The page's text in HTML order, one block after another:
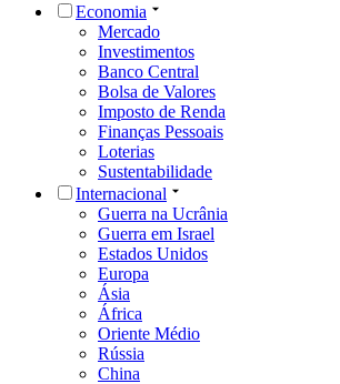
Economia
Mercado
Investimentos
Banco Central
Bolsa de Valores
Imposto de Renda
Finanças Pessoais
Loterias
Sustentabilidade
Internacional
Guerra na Ucrânia
Guerra em Israel
Estados Unidos
Europa
Ásia
África
Oriente Médio
Rússia
China